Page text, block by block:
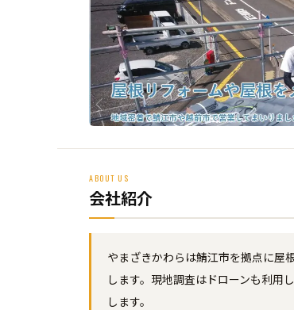
ABOUT US
会社紹介
やまざきかわらは鯖江市を拠点に屋
します。現地調査はドローンも利用
します。